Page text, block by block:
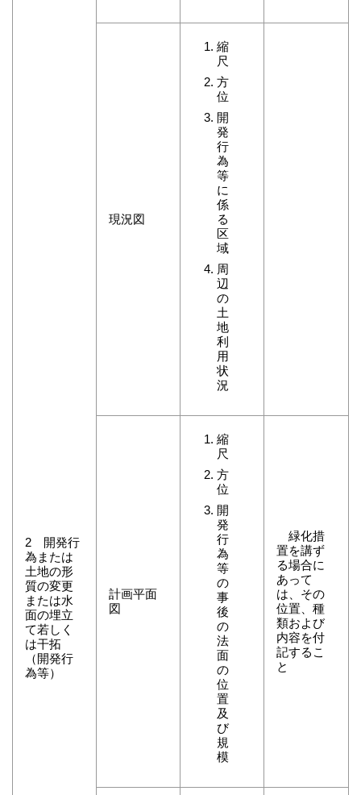
2 開発行
為または
土地の形
質の変更
または水
面の埋立
て若しく
は干拓
（開発行
為等）
現況図
縮
尺
方
位
開
発
行
為
等
に
係
る
区
域
周
辺
の
土
地
利
用
状
況
計画平面
図
縮
尺
方
位
開
発
行
為
等
の
事
後
の
法
面
の
位
置
及
び
規
模
緑化措
置を講ず
る場合に
あって
は、その
位置、種
類および
内容を付
記するこ
と